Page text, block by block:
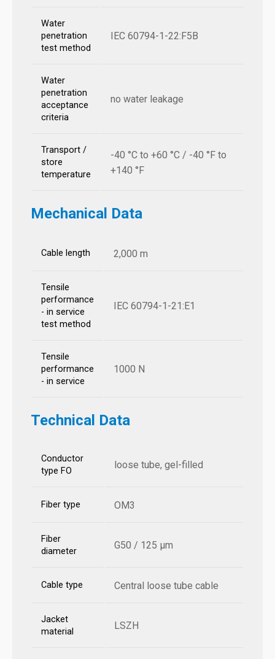
Water
penetration
test method
IEC 60794-1-22:F5B
Water
penetration
acceptance
criteria
no water leakage
Transport /
store
temperature
-40 °C to +60 °C / -40 °F to
+140 °F
Mechanical Data
Cable length 2,000 m
Tensile
performance
- in service
test method
IEC 60794-1-21:E1
Tensile
performance
- in service
1000 N
Technical Data
Conductor
type FO
loose tube, gel-filled
Fiber type OM3
Fiber
diameter
G50 / 125 µm
Cable type Central loose tube cable
Jacket
material
LSZH